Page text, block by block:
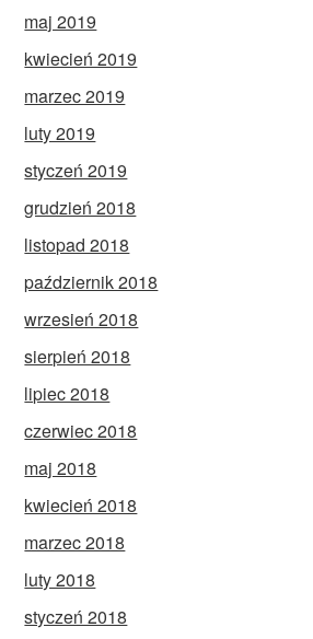
maj 2019
kwiecień 2019
marzec 2019
luty 2019
styczeń 2019
grudzień 2018
listopad 2018
październik 2018
wrzesień 2018
sierpień 2018
lipiec 2018
czerwiec 2018
maj 2018
kwiecień 2018
marzec 2018
luty 2018
styczeń 2018